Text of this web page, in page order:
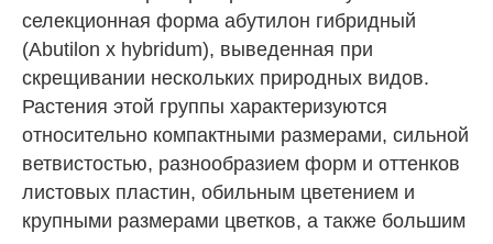
селекционная форма абутилон гибридный
(Abutilon x hybridum), выведенная при
скрещивании нескольких природных видов.
Растения этой группы характеризуются
относительно компактными размерами, сильной
ветвистостью, разнообразием форм и оттенков
листовых пластин, обильным цветением и
крупными размерами цветков, а также большим